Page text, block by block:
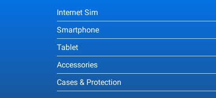
Internet Sim
Smartphone
Tablet
Accessories
Cases & Protection